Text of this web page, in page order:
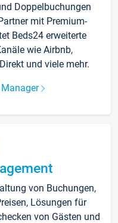
Doppelbuchungen
mit Premium-
Beds24 erweiterte
wie Airbnb,
und viele mehr.
Manager
von Buchungen,
Lösungen für
von Gästen und